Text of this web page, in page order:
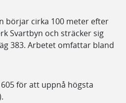
börjar cirka 100 meter efter
Svartbyn och sträcker sig
383. Arbetet omfattar bland
för att uppnå högsta